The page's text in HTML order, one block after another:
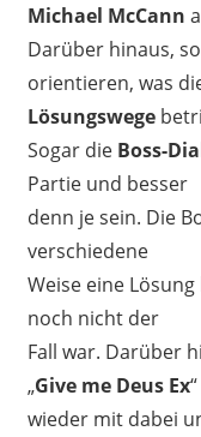
Michael McCann
Darüber hinaus,
orientieren, was
Lösungswege
Sogar die Boss-
Partie und besser
denn je sein. Die
verschiedene
Weise eine
noch nicht der
Fall war. Darüber
„Give me Deus Ex“
wieder mit dabei